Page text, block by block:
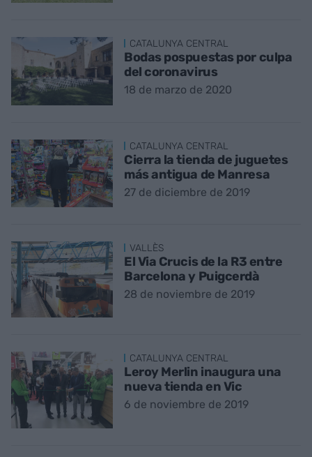
CATALUNYA CENTRAL
Bodas pospuestas por culpa
del coronavirus
18 de marzo de 2020
CATALUNYA CENTRAL
Cierra la tienda de juguetes
más antigua de Manresa
27 de diciembre de 2019
VALLÈS
El Via Crucis de la R3 entre
Barcelona y Puigcerdà
28 de noviembre de 2019
CATALUNYA CENTRAL
Leroy Merlin inaugura una
nueva tienda en Vic
6 de noviembre de 2019